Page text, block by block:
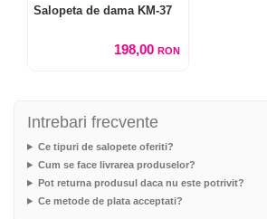
Salopeta de dama KM-37
198,00 RON
Intrebari frecvente
Ce tipuri de salopete oferiti?
Cum se face livrarea produselor?
Pot returna produsul daca nu este potrivit?
Ce metode de plata acceptati?